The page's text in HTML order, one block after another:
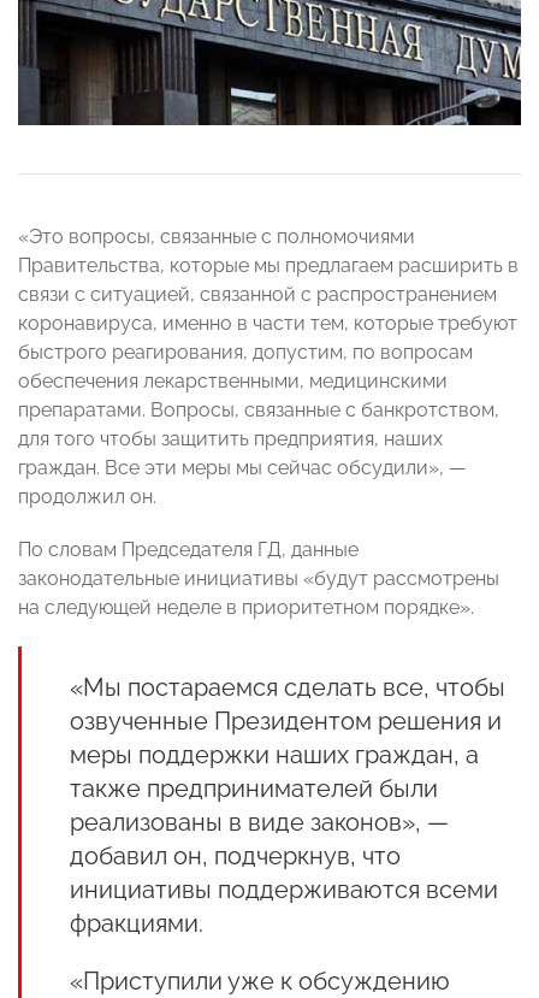
«Это вопросы, связанные с полномочиями
Правительства, которые мы предлагаем расширить в
связи с ситуацией, связанной с распространением
коронавируса, именно в части тем, которые требуют
быстрого реагирования, допустим, по вопросам
обеспечения лекарственными, медицинскими
препаратами. Вопросы, связанные с банкротством,
для того чтобы защитить предприятия, наших
граждан. Все эти меры мы сейчас обсудили», —
продолжил он.
По словам Председателя ГД, данные
законодательные инициативы «будут рассмотрены
на следующей неделе в приоритетном порядке».
«Мы постараемся сделать все, чтобы
озвученные Президентом решения и
меры поддержки наших граждан, а
также предпринимателей были
реализованы в виде законов», —
добавил он, подчеркнув, что
инициативы поддерживаются всеми
фракциями.
«Приступили уже к обсуждению